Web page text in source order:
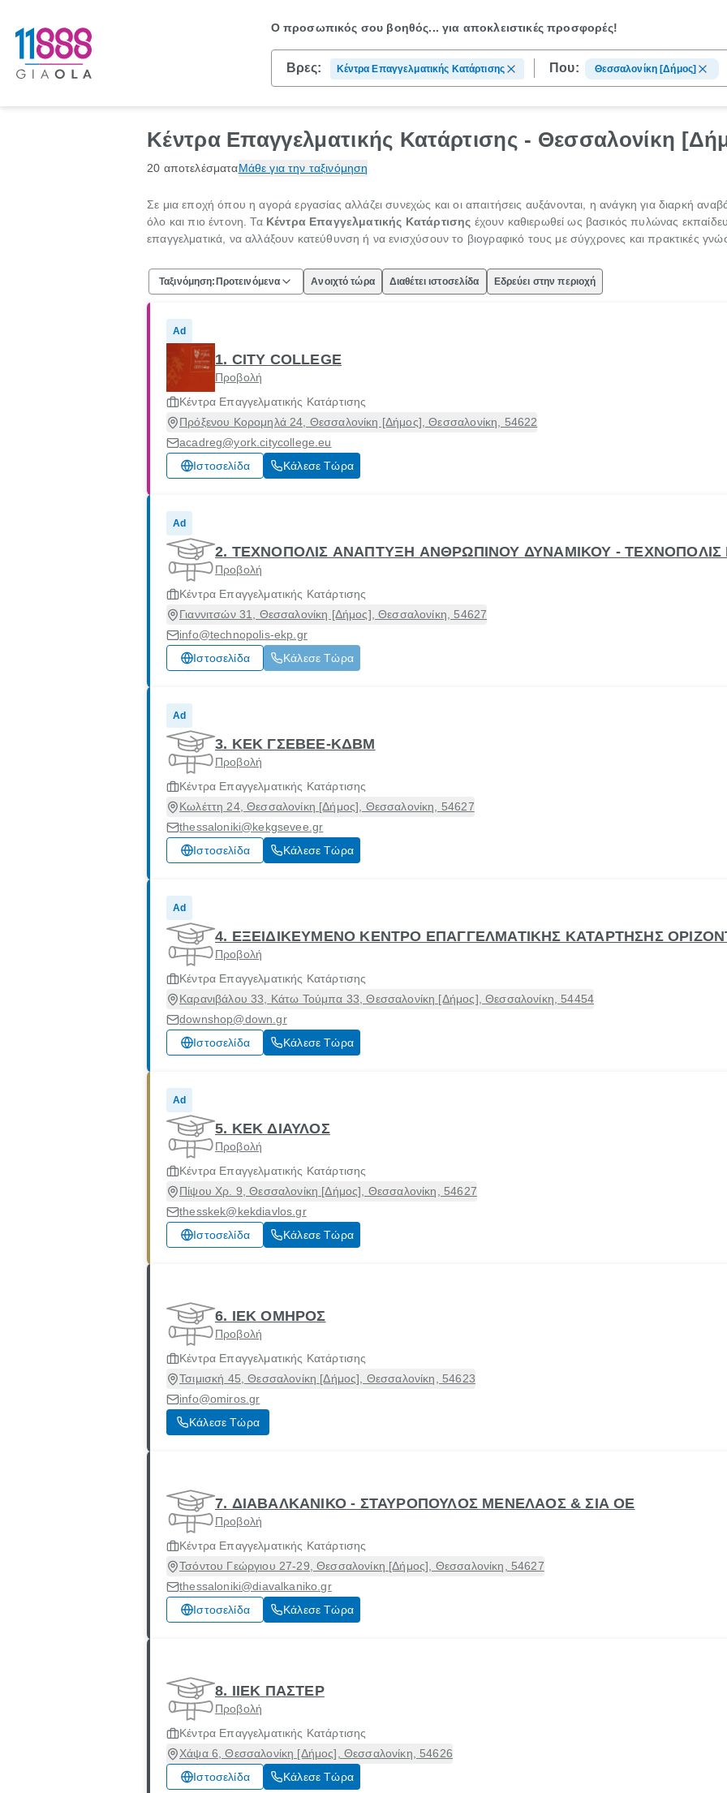
Ο προσωπικός σου βοηθός...για αποκλειστικές προσφορές!
Βρες: Κέντρα Επαγγελματικής Κατάρτισης Που: Θεσσαλονίκη [Δήμος]
Κέντρα Επαγγελματικής Κατάρτισης - Θεσσαλονίκη
20 αποτελέσματαΜάθε για την ταξινόμηση
Σε μια εποχή όπου η αγορά εργασίας αλλάζει συνεχώς και οι απαιτήσεις αυξάνονται, η ανάγκη για διαρκή
όλο και πιο έντονη. Τα Κέντρα Επαγγελματικής Κατάρτισης έχουν καθιερωθεί ως βασικός πυλώνας
επαγγελματικά, να αλλάξουν κατεύθυνση ή να ενισχύσουν το βιογραφικό τους με σύγχρονες και πρακτικές
Ταξινόμηση: Προτεινόμενα Ανοιχτό τώρα Διαθέτει ιστοσελίδα Εδρεύει στην περιοχή
Ad
1. CITY COLLEGE
Προβολή
Κέντρα Επαγγελματικής Κατάρτισης
Πρόξενου Κορομηλά 24, Θεσσαλονίκη [Δήμος], Θεσσαλονίκη, 54622
acadreg@york.citycollege.eu
Ιστοσελίδα
Κάλεσε Τώρα
Ad
2. ΤΕΧΝΟΠΟΛΙΣ ΑΝΑΠΤΥΞΗ ΑΝΘΡΩΠΙΝΟΥ ΔΥΝΑΜΙΚΟΥ - ΤΕΧΝΟΠΟΛΙΣ
Προβολή
Κέντρα Επαγγελματικής Κατάρτισης
Γιαννιτσών 31, Θεσσαλονίκη [Δήμος], Θεσσαλονίκη, 54627
info@technopolis-ekp.gr
Ιστοσελίδα
Κάλεσε Τώρα
Ad
3. ΚΕΚ ΓΣΕΒΕΕ-ΚΔΒΜ
Προβολή
Κέντρα Επαγγελματικής Κατάρτισης
Κωλέττη 24, Θεσσαλονίκη [Δήμος], Θεσσαλονίκη, 54627
thessaloniki@kekgsevee.gr
Ιστοσελίδα
Κάλεσε Τώρα
Ad
4. ΕΞΕΙΔΙΚΕΥΜΕΝΟ ΚΕΝΤΡΟ ΕΠΑΓΓΕΛΜΑΤΙΚΗΣ ΚΑΤΑΡΤΗΣΗΣ
Προβολή
Κέντρα Επαγγελματικής Κατάρτισης
Καρανιβάλου 33, Κάτω Τούμπα 33, Θεσσαλονίκη [Δήμος], Θεσσαλονίκη, 54454
downshop@down.gr
Ιστοσελίδα
Κάλεσε Τώρα
Ad
5. ΚΕΚ ΔΙΑΥΛΟΣ
Προβολή
Κέντρα Επαγγελματικής Κατάρτισης
Πίψου Χρ. 9, Θεσσαλονίκη [Δήμος], Θεσσαλονίκη, 54627
thesskek@kekdiavlos.gr
Ιστοσελίδα
Κάλεσε Τώρα
6. ΙΕΚ ΟΜΗΡΟΣ
Προβολή
Κέντρα Επαγγελματικής Κατάρτισης
Τσιμισκή 45, Θεσσαλονίκη [Δήμος], Θεσσαλονίκη, 54623
info@omiros.gr
Κάλεσε Τώρα
7. ΔΙΑΒΑΛΚΑΝΙΚΟ - ΣΤΑΥΡΟΠΟΥΛΟΣ ΜΕΝΕΛΑΟΣ & ΣΙΑ ΟΕ
Προβολή
Κέντρα Επαγγελματικής Κατάρτισης
Τσόντου Γεώργιου 27-29, Θεσσαλονίκη [Δήμος], Θεσσαλονίκη, 54627
thessaloniki@diavalkaniko.gr
Ιστοσελίδα
Κάλεσε Τώρα
8. ΙΙΕΚ ΠΑΣΤΕΡ
Προβολή
Κέντρα Επαγγελματικής Κατάρτισης
Χάψα 6, Θεσσαλονίκη [Δήμος], Θεσσαλονίκη, 54626
Ιστοσελίδα
Κάλεσε Τώρα